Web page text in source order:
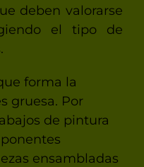
deben valorarse
el tipo de
forma la
gruesa. Por
de pintura
ensambladas